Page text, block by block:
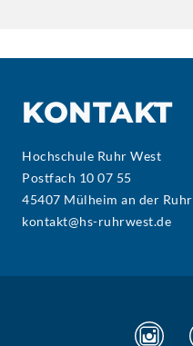
KONTAKT
Hochschule Ruhr West
Postfach 10 07 55
45407 Mülheim an der Ruhr
kontakt@hs-ruhrwest.de